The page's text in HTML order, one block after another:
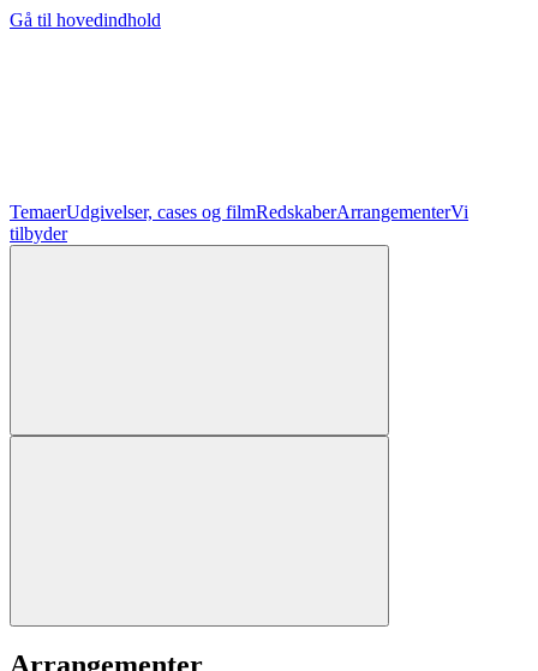
Gå til hovedindhold
TemaerUdgivelser, cases og filmRedskaberArrangementerVi
tilbyder